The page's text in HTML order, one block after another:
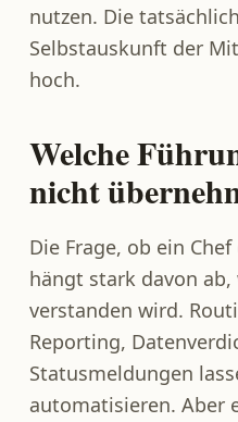
nutzen. Die
Selbstauskunft der
hoch.
Welche
nicht
Die Frage, ob ein
hängt stark davon ab,
verstanden wird.
Reporting,
Statusmeldungen
automatisieren. Aber